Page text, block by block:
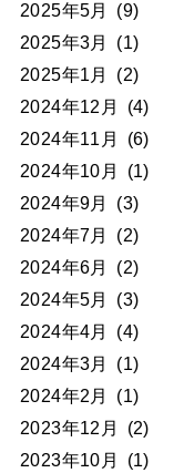
2025年5月
(9)
2025年3月
(1)
2025年1月
(2)
2024年12月
(4)
2024年11月
(6)
2024年10月
(1)
2024年9月
(3)
2024年7月
(2)
2024年6月
(2)
2024年5月
(3)
2024年4月
(4)
2024年3月
(1)
2024年2月
(1)
2023年12月
(2)
2023年10月
(1)